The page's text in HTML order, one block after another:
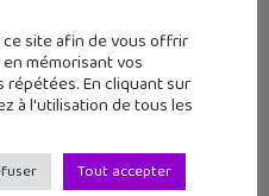
site afin de vous offrir
mémorisant vos
En cliquant sur
à l'utilisation de tous les
Tout accepter